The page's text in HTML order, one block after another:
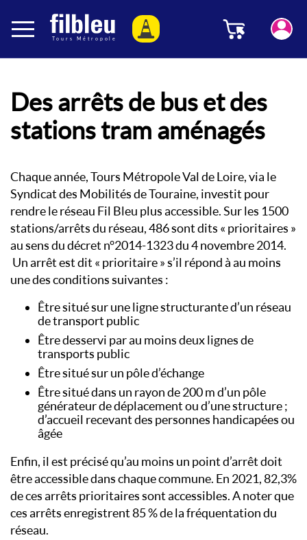
Des arrêts de bus et des
stations tram aménagés
Chaque année, Tours Métropole Val de Loire, via le
Syndicat des Mobilités de Touraine, investit pour
rendre le réseau Fil Bleu plus accessible. Sur les 1500
stations/arrêts du réseau, 486 sont dits « prioritaires »
au sens du décret n°2014-1323 du 4 novembre 2014.
Un arrêt est dit « prioritaire » s’il répond à au moins
une des conditions suivantes :
Être situé sur une ligne structurante d’un réseau
de transport public
Être desservi par au moins deux lignes de
transports public
Être situé sur un pôle d’échange
Être situé dans un rayon de 200 m d’un pôle
générateur de déplacement ou d’une structure ;
d’accueil recevant des personnes handicapées ou
âgée
Enfin, il est précisé qu’au moins un point d’arrêt doit
être accessible dans chaque commune. En 2021, 82,3%
de ces arrêts prioritaires sont accessibles. A noter que
ces arrêts enregistrent 85 % de la fréquentation du
réseau.